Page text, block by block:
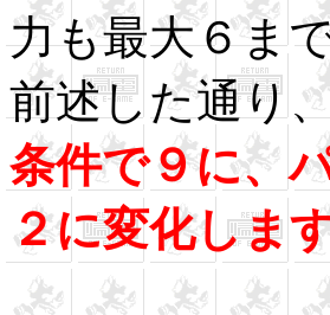
力も最大６ま
前述した通り
条件で９に、
２に変化しま